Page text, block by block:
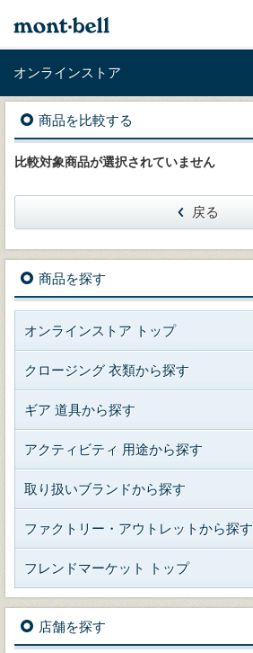
オンラインストア
商品を比較する
比較対象商品が選択されていません
戻る
商品を探す
オンラインストア トップ
クロージング 衣類から探す
ギア 道具から探す
アクティビティ 用途から探す
取り扱いブランドから探す
ファクトリー・アウトレットから探す
フレンドマーケット トップ
店舗を探す